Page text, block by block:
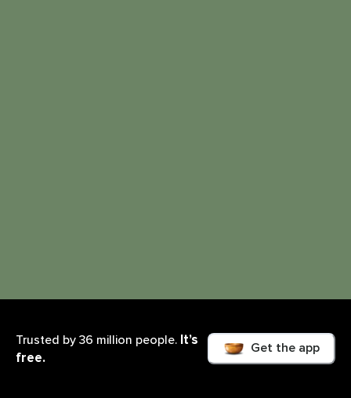
Trusted by 36 million people. It’s
free.
Get the app